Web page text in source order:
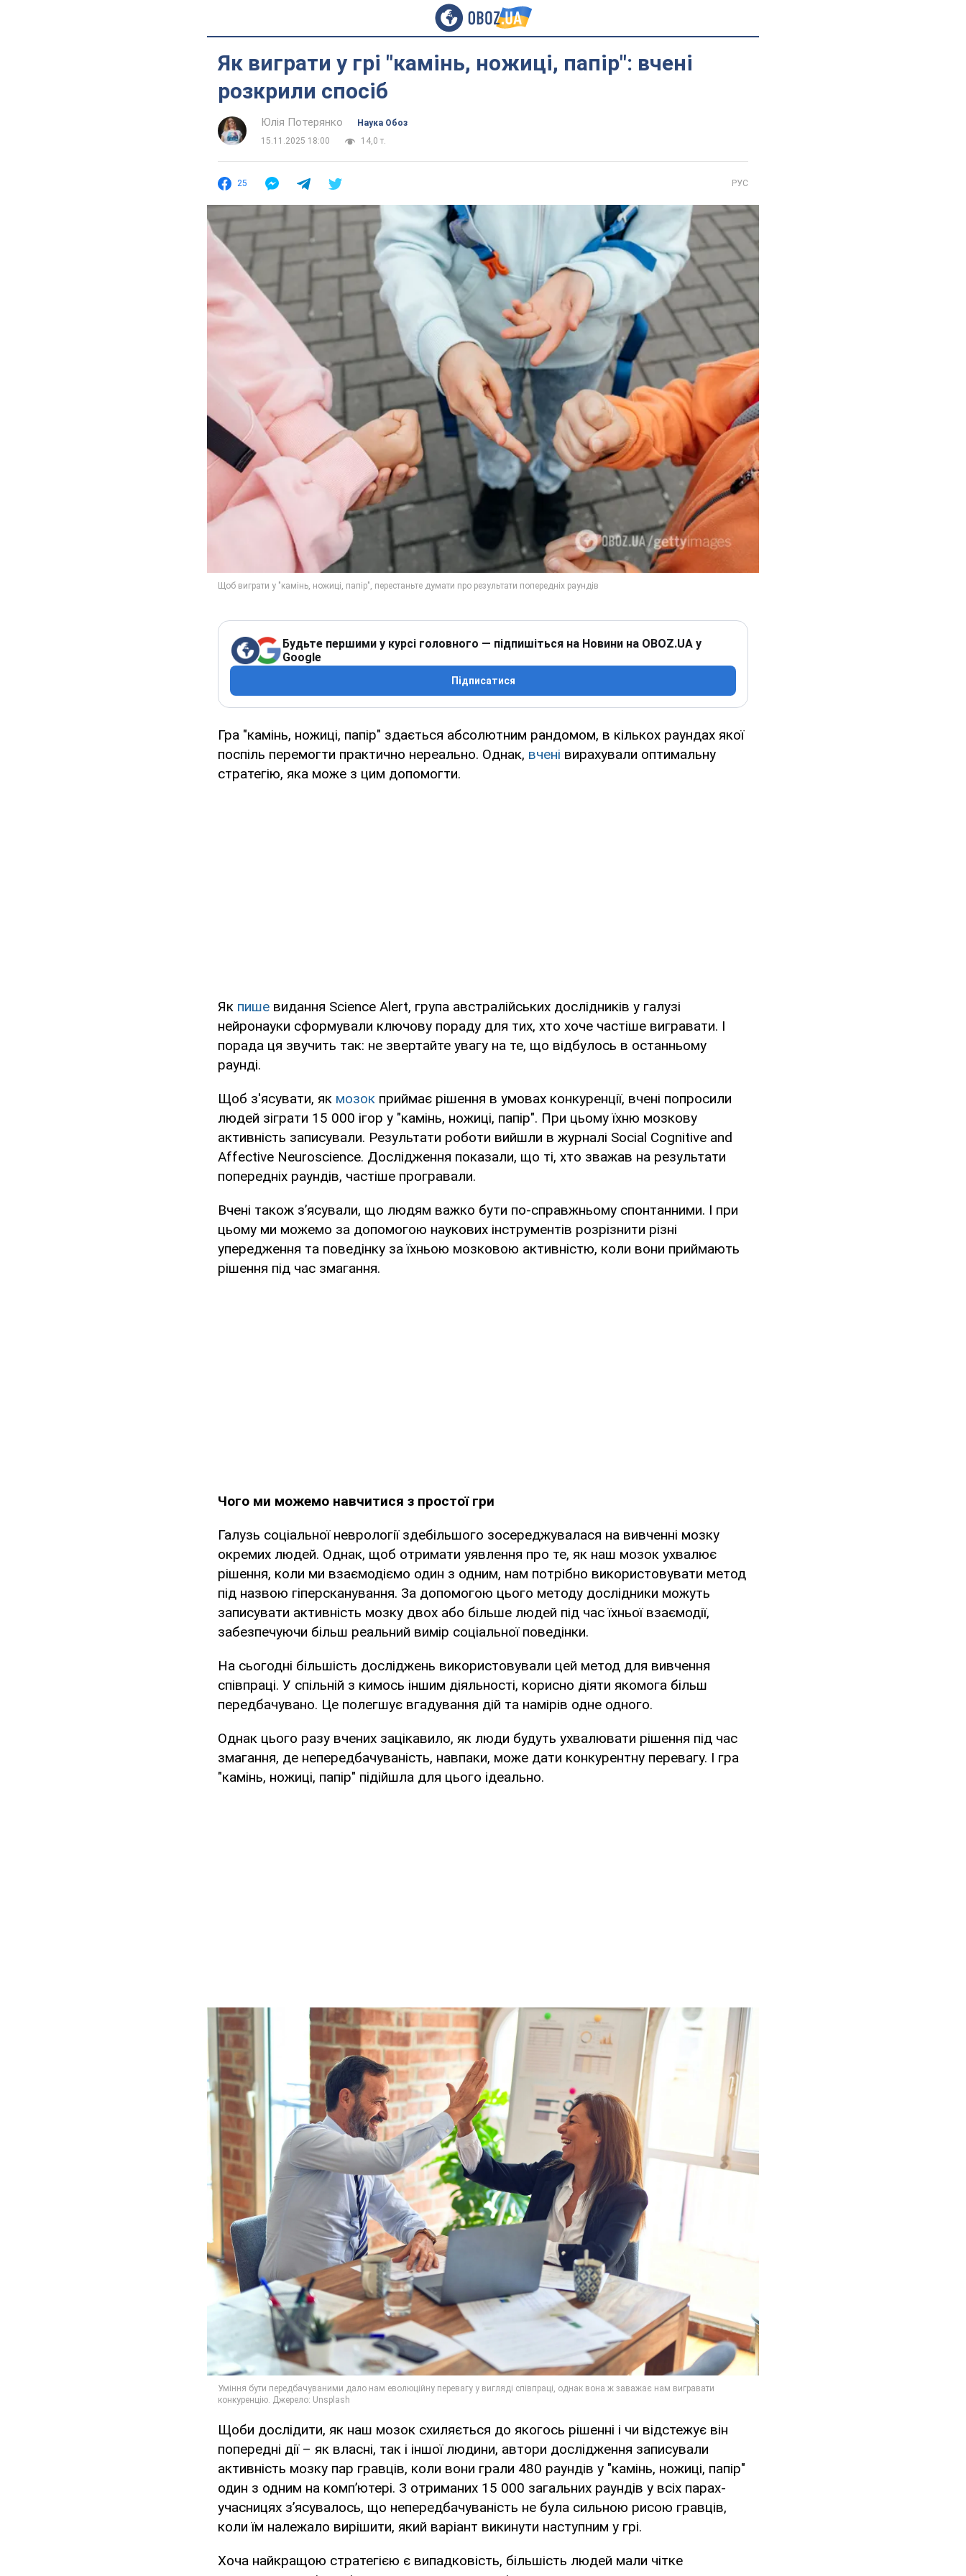
Як виграти у грі "камінь, ножиці, папір": вчені
розкрили спосіб
Юлія Потерянко
Наука Обоз
15.11.2025 18:00
14,0 т.
25 РУС
Будьте першими у курсі головного — підпишіться на Новини на OBOZ.UA у
Google
Підписатися
Гра "камінь, ножиці, папір" здається абсолютним рандомом, в кількох раундах якої
поспіль перемогти практично нереально. Однак, вчені вирахували оптимальну
стратегію, яка може з цим допомогти.
Як пише видання Science Alert, група австралійських дослідників у галузі
нейронауки сформували ключову пораду для тих, хто хоче частіше вигравати. І
порада ця звучить так: не звертайте увагу на те, що відбулось в останньому
раунді.
Щоб з'ясувати, як мозок приймає рішення в умовах конкуренції, вчені попросили
людей зіграти 15 000 ігор у "камінь, ножиці, папір". При цьому їхню мозкову
активність записували. Результати роботи вийшли в журналі Social Cognitive and
Affective Neuroscience. Дослідження показали, що ті, хто зважав на результати
попередніх раундів, частіше програвали.
Вчені також з’ясували, що людям важко бути по-справжньому спонтанними. І при
цьому ми можемо за допомогою наукових інструментів розрізнити різні
упередження та поведінку за їхньою мозковою активністю, коли вони приймають
рішення під час змагання.
Чого ми можемо навчитися з простої гри
Галузь соціальної неврології здебільшого зосереджувалася на вивченні мозку
окремих людей. Однак, щоб отримати уявлення про те, як наш мозок ухвалює
рішення, коли ми взаємодіємо один з одним, нам потрібно використовувати метод
під назвою гіперсканування. За допомогою цього методу дослідники можуть
записувати активність мозку двох або більше людей під час їхньої взаємодії,
забезпечуючи більш реальний вимір соціальної поведінки.
На сьогодні більшість досліджень використовували цей метод для вивчення
співпраці. У спільній з кимось іншим діяльності, корисно діяти якомога більш
передбачувано. Це полегшує вгадування дій та намірів одне одного.
Однак цього разу вчених зацікавило, як люди будуть ухвалювати рішення під час
змагання, де непередбачуваність, навпаки, може дати конкурентну перевагу. І гра
"камінь, ножиці, папір" підійшла для цього ідеально.
Щоби дослідити, як наш мозок схиляється до якогось рішенні і чи відстежує він
попередні дії – як власні, так і іншої людини, автори дослідження записували
активність мозку пар гравців, коли вони грали 480 раундів у "камінь, ножиці, папір"
один з одним на комп’ютері. З отриманих 15 000 загальних раундів у всіх парах-
учасницях з’ясувалось, що непередбачуваність не була сильною рисою гравців,
коли їм належало вирішити, який варіант викинути наступним у грі.
Хоча найкращою стратегією є випадковість, більшість людей мали чітке